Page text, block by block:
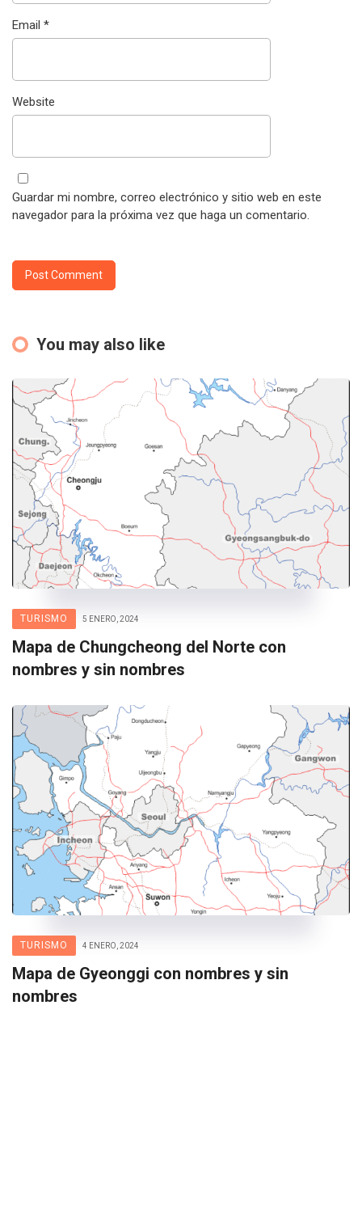
Email *
Website
Guardar mi nombre, correo electrónico y sitio web en este
navegador para la próxima vez que haga un comentario.
You may also like
TURISMO 5 ENERO, 2024
Mapa de Chungcheong del Norte con
nombres y sin nombres
TURISMO 4 ENERO, 2024
Mapa de Gyeonggi con nombres y sin
nombres